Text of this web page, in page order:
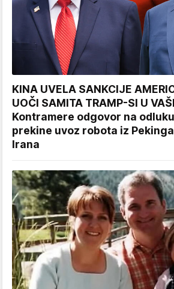
KINA UVELA SANKCIJE
UOČI SAMITA TRAMP-SI U
Kontramere odgovor na
prekine uvoz robota iz
Irana